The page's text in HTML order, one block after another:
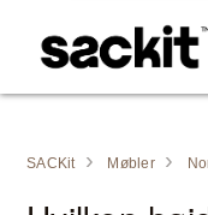
SACKit Møbler